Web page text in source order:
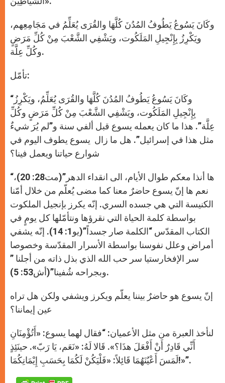
وكَانَ يَسُوعُ يَطُوفُ المُدُنَ كُلَّهَا والقُرَى يُعَلِّمُ في مَجَامِعِهم،
ويَكْرِزُ بِإِنْجِيلِ المَلَكُوت، ويَشْفِي الشَّعْبَ مِنْ كُلِّ مَرَضٍ
وكُلِّ عِلَّة.
تأمّل:
“وكَانَ يَسُوعُ يَطُوفُ المُدُنَ كُلَّهَا والقُرَى يُعَلِّمُ، ويَكْرِزُ
بِإِنْجِيلِ المَلَكُوت، ويَشْفِي الشَّعْبَ مِنْ كُلِّ مَرَضٍ وكُلِّ
عِلَّة”. هذا ما كان يعمله يسوع قبل ألفي سنة و”لم يُرَ شيءٌ
مثل هذا في إسرائيل”. هل ما زال يسوع يطوف اليوم في
شوارع حياتنا ويعمل فينا؟
“ها أنذا معكم طوال الأيام، الى انقداء الدهر”(مت28: 20)،
نعم ها إنّ يسوع حاضرٌ معنا كما مضى يُعلّم من خلال أمّنا
الكنيسة التي هي جسده السري. إنّه يكرز بإنجيل الملكوت
بواسطة كلمة الحياة التي نقرؤها ونتأمّلها كل يومٍ في
الكتاب المقدّس “الكلمة صار جسداً”(يو1: 14). إنّه يشفي
أمراض وعلل نفوسنا بواسطة الأسرار المقدّسة وخصوصا
سر الإفخارستيا سر حب الله الذي بذل ذاته من أجلنا ”
وبجراحه شُفينا”(أش53: 5).
إنّ يسوع هو حاضرٌ بيننا يعلّم ويكرز ويشفي ولكن هل تراه
عين إيماننا؟
لنأخذ العبرة من مثل الأعميان: “فقال لهما يسوع: «أَتُؤْمِنَانِ
أَنِّي قَادِرٌ أَنْ أَفْعَلَ هذَا؟». قَالا لَهُ: «نَعَم، يَا رَبّ». حينَئِذٍ
لَمَسَ أَعْيُنَهُمَا قَائِلاً: «فَلْيَكُنْ لَكُمَا بِحَسَبِ إِيْمَانِكُمَا!»”.